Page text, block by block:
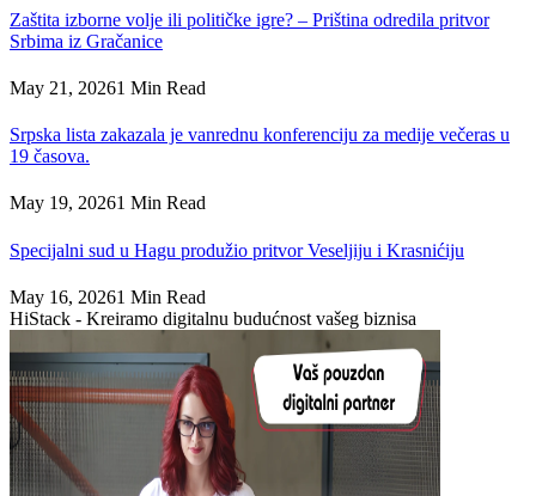
Zaštita izborne volje ili političke igre? – Priština odredila pritvor
Srbima iz Gračanice
May 21, 20261 Min Read
Srpska lista zakazala je vanrednu konferenciju za medije večeras u
19 časova.
May 19, 20261 Min Read
Specijalni sud u Hagu produžio pritvor Veseljiju i Krasnićiju
May 16, 20261 Min Read
HiStack - Kreiramo digitalnu budućnost vašeg biznisa